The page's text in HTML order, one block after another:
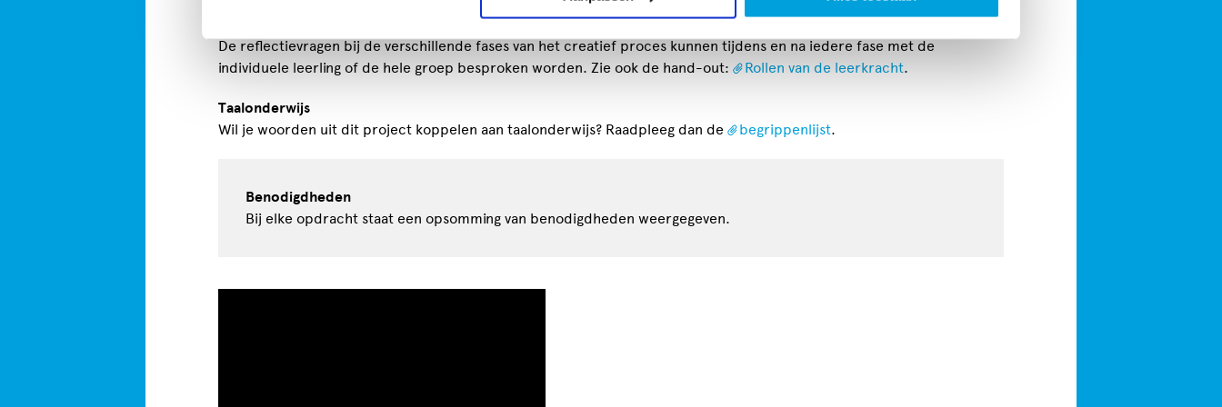
De reflectievragen bij de verschillende fases van het creatief proces kunnen tijdens en na iedere fase met de
individuele leerling of de hele groep besproken worden. Zie ook de hand-out:
Rollen van de leerkracht.
Taalonderwijs
Wil je woorden uit dit project koppelen aan taalonderwijs? Raadpleeg dan de begrippenlijst.
Benodigdheden
Bij elke opdracht staat een opsomming van benodigdheden weergegeven.